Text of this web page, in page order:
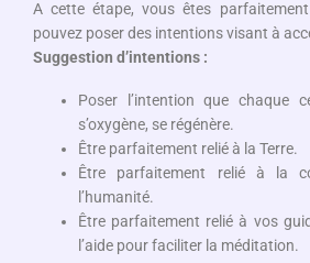
A cette étape, vous êtes
pouvez poser des intentions visant à
Suggestion d’intentions :
Poser l’intention que chaque
s’oxygène, se régénère.
Être parfaitement relié à la Terre.
Être parfaitement relié à la
l’humanité.
Être parfaitement relié à vos
l’aide pour faciliter la méditation.